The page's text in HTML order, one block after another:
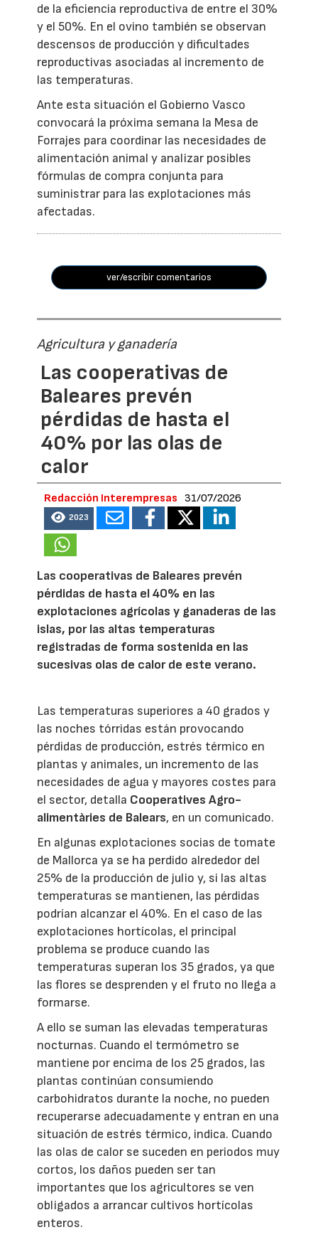
de la eficiencia reproductiva de entre el 30%
y el 50%. En el ovino también se observan
descensos de producción y dificultades
reproductivas asociadas al incremento de
las temperaturas.
Ante esta situación el Gobierno Vasco
convocará la próxima semana la Mesa de
Forrajes para coordinar las necesidades de
alimentación animal y analizar posibles
fórmulas de compra conjunta para
suministrar para las explotaciones más
afectadas.
ver/escribir comentarios
Agricultura y ganadería
Las cooperativas de
Baleares prevén
pérdidas de hasta el
40% por las olas de
calor
Redacción Interempresas 31/07/2026
2023
Las cooperativas de Baleares prevén
pérdidas de hasta el 40% en las
explotaciones agrícolas y ganaderas de las
islas, por las altas temperaturas
registradas de forma sostenida en las
sucesivas olas de calor de este verano.
Las temperaturas superiores a 40 grados y
las noches tórridas están provocando
pérdidas de producción, estrés térmico en
plantas y animales, un incremento de las
necesidades de agua y mayores costes para
el sector, detalla Cooperatives Agro-
alimentàries de Balears, en un comunicado.
En algunas explotaciones socias de tomate
de Mallorca ya se ha perdido alrededor del
25% de la producción de julio y, si las altas
temperaturas se mantienen, las pérdidas
podrían alcanzar el 40%. En el caso de las
explotaciones hortícolas, el principal
problema se produce cuando las
temperaturas superan los 35 grados, ya que
las flores se desprenden y el fruto no llega a
formarse.
A ello se suman las elevadas temperaturas
nocturnas. Cuando el termómetro se
mantiene por encima de los 25 grados, las
plantas continúan consumiendo
carbohidratos durante la noche, no pueden
recuperarse adecuadamente y entran en una
situación de estrés térmico, indica. Cuando
las olas de calor se suceden en periodos muy
cortos, los daños pueden ser tan
importantes que los agricultores se ven
obligados a arrancar cultivos hortícolas
enteros.